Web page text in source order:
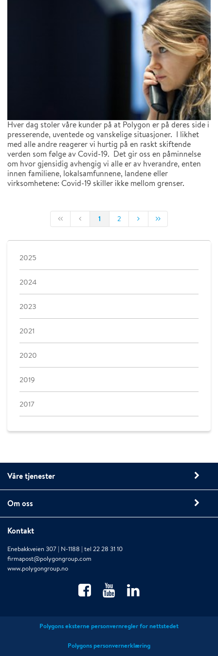
Hver dag stoler våre kunder på at Polygon er på deres side i
presserende, uventede og vanskelige situasjoner. I likhet
med alle andre reagerer vi hurtig på en raskt skiftende
verden som følge av Covid-19. Det gir oss en påminnelse
om hvor gjensidig avhengig vi alle er av hverandre, enten
innen familiene, lokalsamfunnene, landene eller
virksomhetene: Covid-19 skiller ikke mellom grenser.
1 2
2025
2024
2023
2021
2020
2019
2017
Våre tjenester
Om oss
Kontakt
Enebakkveien 307 | N-1188 | tel 22 28 31 10
firmapost@polygongroup.com
www.polygongroup.no
Polygons eksterne personvernregler for nettstedet
Polygons personvernerklæring